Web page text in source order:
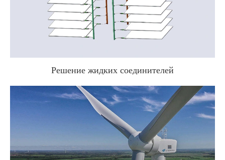
Решение жидких соединителей